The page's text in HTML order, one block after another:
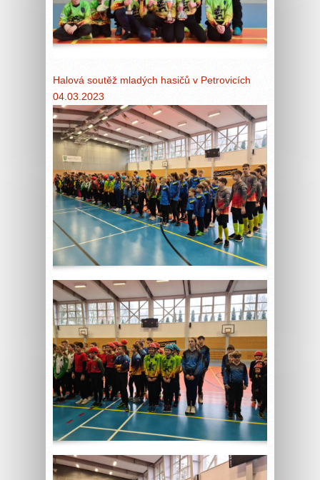
Halová soutěž mladých hasičů v Petrovicích
04.03.2023